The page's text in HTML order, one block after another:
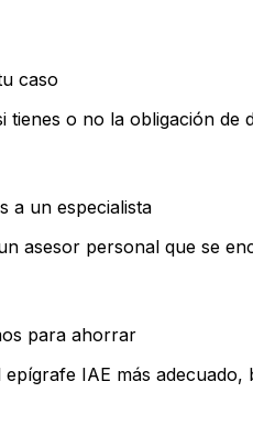
caso
tienes o no la obligación
a un especialista
asesor personal que se
para ahorrar
epígrafe IAE más adecuado,